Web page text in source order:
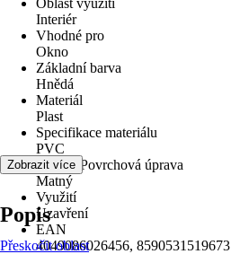
Oblast využití
Interiér
Vhodné pro
Okno
Základní barva
Hnědá
Materiál
Plast
Specifikace materiálu
PVC
Povrch/Povrchová úprava
Matný
Využití
Uzavření
EAN
4049086026456, 8590531519673
Zobrazit více
Popis
Přeskočit oblast